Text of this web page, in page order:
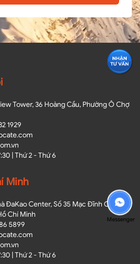
Tower, 36 Hoàng Cầu, Phường Ô Chợ
1929
| Thứ 2 - Thứ 6
Minh
ĐaKao Center, Số 35 Mạc Đĩnh Chi,
Chí Minh
5899
| Thứ 2 - Thứ 6
Messenger